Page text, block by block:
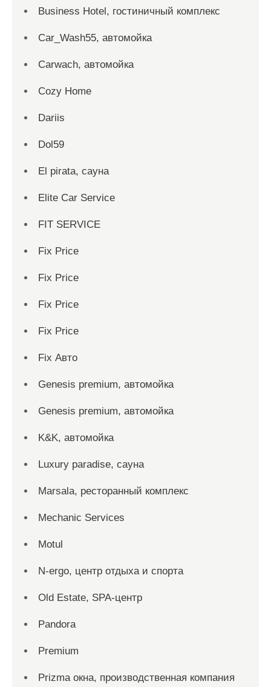
Business Hotel, гостиничный комплекс
Car_Wash55, автомойка
Carwach, автомойка
Cozy Home
Dariis
Dol59
El pirata, сауна
Elite Car Service
FIT SERVICE
Fix Price
Fix Price
Fix Price
Fix Price
Fix Авто
Genesis premium, автомойка
Genesis premium, автомойка
K&K, автомойка
Luxury paradise, сауна
Marsala, ресторанный комплекс
Mechanic Services
Motul
N-ergo, центр отдыха и спорта
Old Estate, SPA-центр
Pandora
Premium
Prizma окна, производственная компания